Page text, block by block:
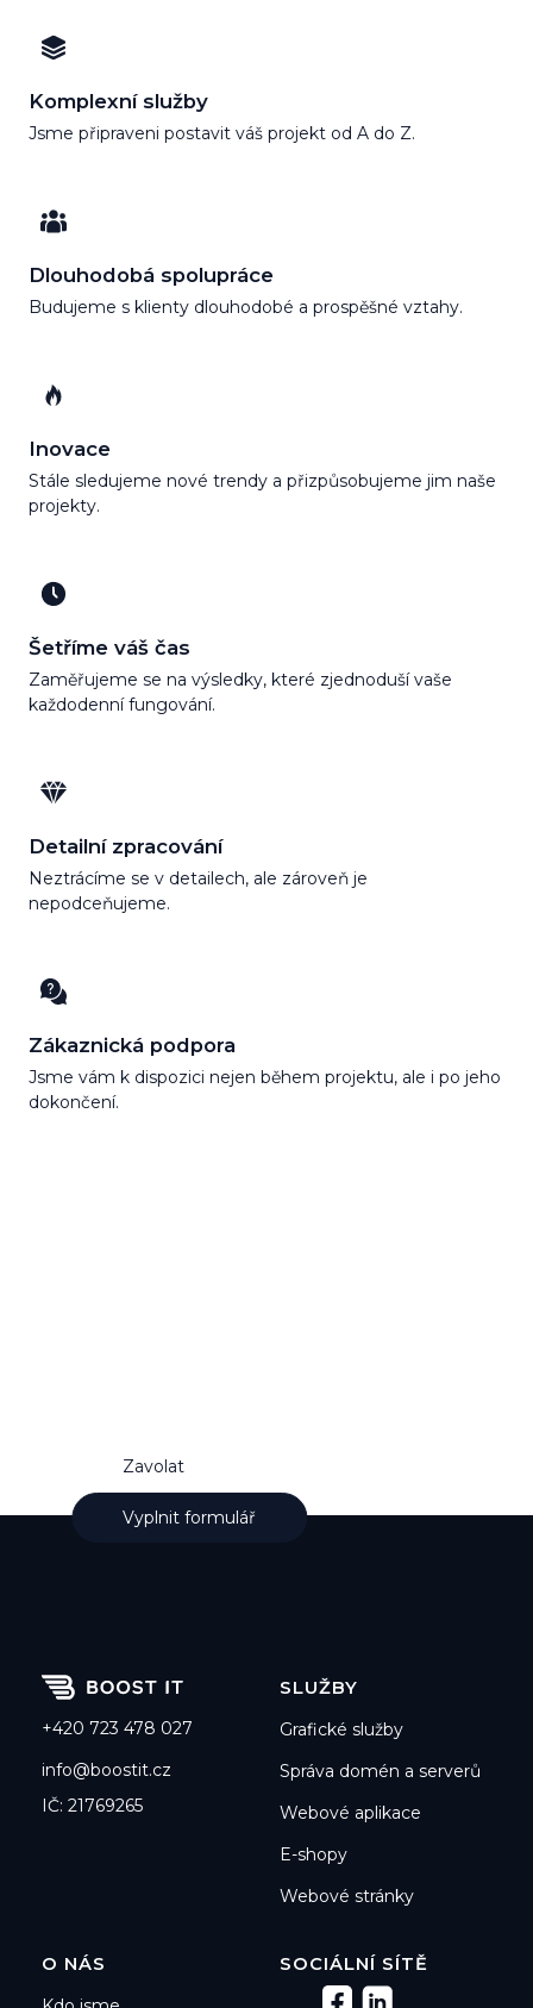
Komplexní služby
Jsme připraveni postavit váš projekt od A do Z.
Dlouhodobá spolupráce
Budujeme s klienty dlouhodobé a prospěšné vztahy.
Inovace
Stále sledujeme nové trendy a přizpůsobujeme jim naše
projekty.
Šetříme váš čas
Zaměřujeme se na výsledky, které zjednoduší vaše
každodenní fungování.
Detailní zpracování
Neztrácíme se v detailech, ale zároveň je
nepodceňujeme.
Zákaznická podpora
Jsme vám k dispozici nejen během projektu, ale i po jeho
dokončení.
Zavolat
Vyplnit formulář
+420 723 478 027
info@boostit.cz
IČ: 21769265
SLUŽBY
Grafické služby
Správa domén a serverů
Webové aplikace
E-shopy
Webové stránky
O NÁS
SOCIÁLNÍ SÍTĚ